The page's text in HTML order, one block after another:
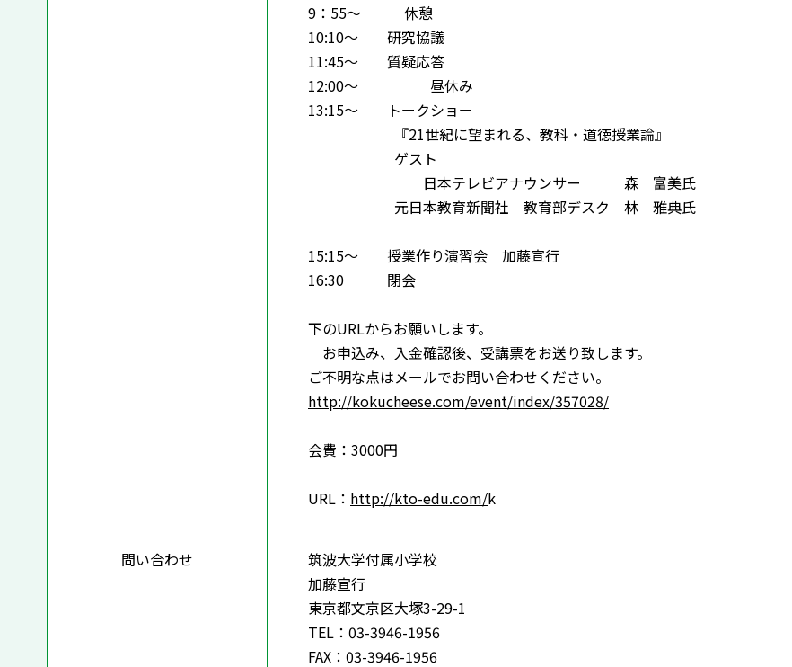
9：55～ 休憩
10:10～ 研究協議
11:45～ 質疑応答
12:00～ 昼休み
13:15～ トークショー
『21世紀に望まれる、教科・道徳授業論』
ゲスト
日本テレビアナウンサー 森 富美氏
元日本教育新聞社 教育部デスク 林 雅典氏
15:15～ 授業作り演習会 加藤宣行
16:30 閉会
下のURLからお願いします。
お申込み、入金確認後、受講票をお送り致します。
ご不明な点はメールでお問い合わせください。
http://kokucheese.com/event/index/357028/
会費：3000円
URL： http://kto-edu.com/k
問い合わせ
筑波大学付属小学校
加藤宣行
東京都文京区大塚3-29-1
TEL：03-3946-1956
FAX：03-3946-1956